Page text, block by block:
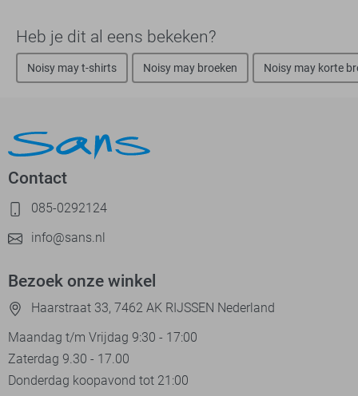
Heb je dit al eens bekeken?
Noisy may t-shirts Noisy may broeken Noisy may korte
Contact
085-0292124
info@sans.nl
Bezoek onze winkel
Haarstraat 33, 7462 AK RIJSSEN Nederland
Maandag t/m Vrijdag 9:30 - 17:00
Zaterdag 9.30 - 17.00
Donderdag koopavond tot 21:00